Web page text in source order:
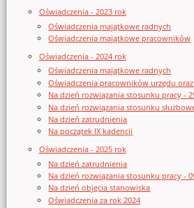
Oświadczenia - 2023 rok
Oświadczenia majątkowe radnych
Oświadczenia majątkowe pracowników
Oświadczenia - 2024 rok
Oświadczenia majątkowe radnych
Oświadczenia pracowników urzędu
Na dzień rozwiązania stosunku pracy -
Na dzień rozwiązania stosunku
Na dzień zatrudnienia
Na początek IX kadencji
Oświadczenia - 2025 rok
Na dzień zatrudnienia
Na dzień rozwiązania stosunku pracy -
Na dzień objęcia stanowiska
Oświadczenia za rok 2024